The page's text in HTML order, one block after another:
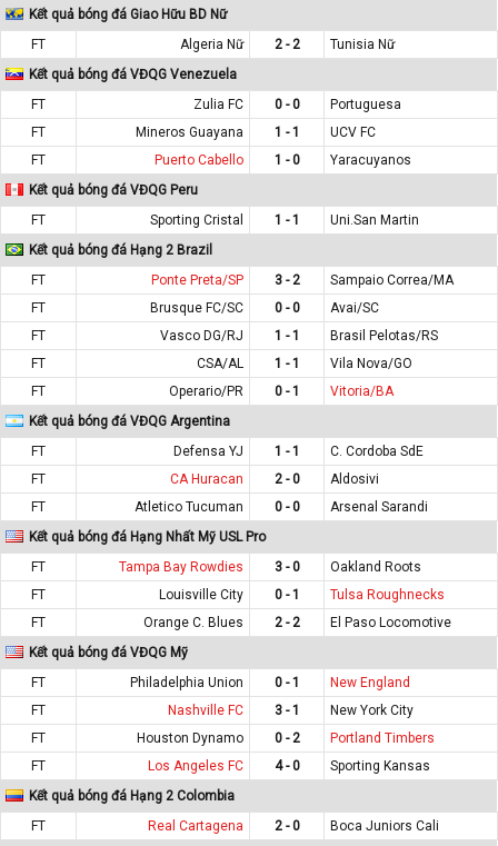
Kết quả bóng đá Giao Hữu BD Nữ
FT
Algeria Nữ 2 - 2
Tunisia Nữ
Kết quả bóng đá VĐQG Venezuela
FT
Zulia FC 0 - 0
Portuguesa
FT
Mineros Guayana 1 - 1
UCV FC
FT
Puerto Cabello 1 - 0
Yaracuyanos
Kết quả bóng đá VĐQG Peru
FT
Sporting Cristal 1 - 1
Uni.San Martin
Kết quả bóng đá Hạng 2 Brazil
FT
Ponte Preta/SP 3 - 2
Sampaio Correa/MA
FT
Brusque FC/SC 0 - 0
Avai/SC
FT
Vasco DG/RJ 1 - 1
Brasil Pelotas/RS
FT
CSA/AL 1 - 1
Vila Nova/GO
FT
Operario/PR 0 - 1
Vitoria/BA
Kết quả bóng đá VĐQG Argentina
FT
Defensa YJ 1 - 1
C. Cordoba SdE
FT
CA Huracan 2 - 0
Aldosivi
FT
Atletico Tucuman 0 - 0
Arsenal Sarandi
Kết quả bóng đá Hạng Nhất Mỹ USL Pro
FT
Tampa Bay Rowdies 3 - 0
Oakland Roots
FT
Louisville City 0 - 1
Tulsa Roughnecks
FT
Orange C. Blues 2 - 2
El Paso Locomotive
Kết quả bóng đá VĐQG Mỹ
FT
Philadelphia Union 0 - 1
New England
FT
Nashville FC 3 - 1
New York City
FT
Houston Dynamo 0 - 2
Portland Timbers
FT
Los Angeles FC 4 - 0
Sporting Kansas
Kết quả bóng đá Hạng 2 Colombia
FT
Real Cartagena 2 - 0
Boca Juniors Cali